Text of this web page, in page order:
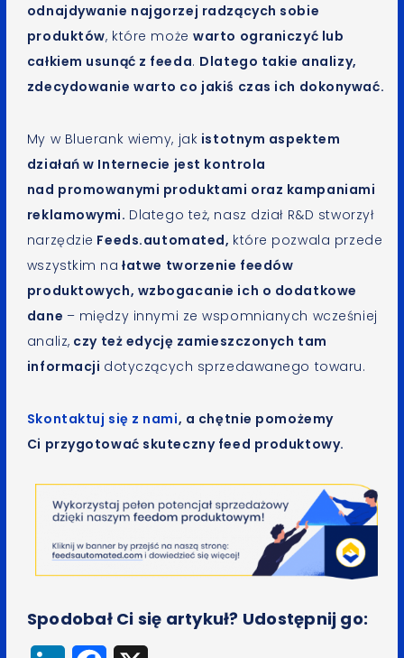
odnajdywanie najgorzej radzących sobie
produktów, które możewarto ograniczyć lub
całkiem usunąć z feeda. Dlatego takie analizy,
zdecydowanie warto co jakiś czas ich dokonywać.
My w Bluerank wiemy, jak istotnym aspektem
działań w Internecie jest kontrola
nad promowanymi produktami oraz kampaniami
reklamowymi. Dlatego też, nasz dział R&D stworzył
narzędzie Feeds.automated, które pozwala przede
wszystkim na łatwe tworzenie feedów
produktowych, wzbogacanie ich o dodatkowe
dane – między innymi ze wspomnianych wcześniej
analiz, czy też edycję zamieszczonych tam
informacji dotyczących sprzedawanego towaru.
Skontaktuj się z nami, a chętnie pomożemy
Ci przygotować skuteczny feed produktowy.
Spodobał Ci się artykuł? Udostępnij go: